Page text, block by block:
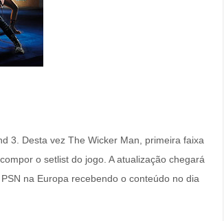
3. Desta vez The Wicker Man, primeira faixa
o setlist do jogo. A atualização chegará
na Europa recebendo o conteúdo no dia